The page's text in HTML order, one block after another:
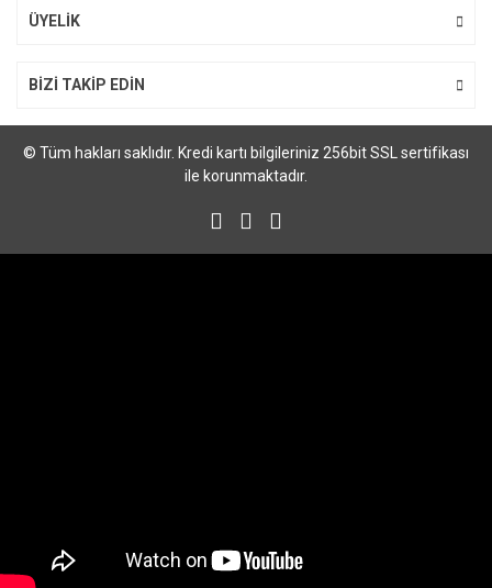
ÜYELİK
BİZİ TAKİP EDİN
© Tüm hakları saklıdır. Kredi kartı bilgileriniz 256bit SSL sertifikası
ile korunmaktadır.